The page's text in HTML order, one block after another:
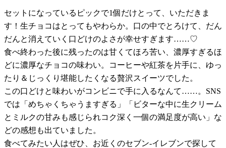
セットになっているピックで1個だけとって、いただきま
す！生チョコはとってもやわらか。口の中でとろけて、だん
だんと消えていく口どけのよさが幸せすぎます……♡
食べ終わった後に残ったのは甘くてほろ苦い、濃厚すぎるほ
どに濃厚なチョコの味わい。コーヒーや紅茶を片手に、ゆっ
たり＆じっくり堪能したくなる贅沢スイーツでした。
この口どけと味わいがコンビニで手に入るなんて……。SNS
では「めちゃくちゃうますぎる」「ビターな中に生クリーム
とミルクの甘みも感じられコク深く一個の満足度が高い」な
どの感想も出ていました。
食べてみたい人はぜひ、お近くのセブン-イレブンで探して